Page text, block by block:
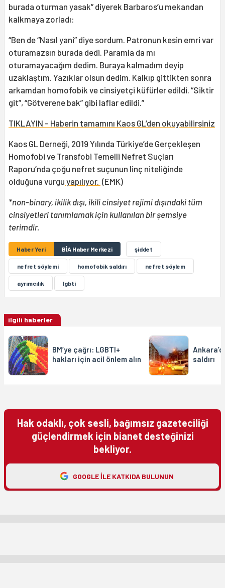
burada oturman yasak” diyerek Barbaros’u mekandan
kalkmaya zorladı:
“Ben de “Nasıl yani” diye sordum. Patronun kesin emri var
oturamazsın burada dedi. Paramla da mı
oturamayacağım dedim. Buraya kalmadım deyip
uzaklaştım. Yazıklar olsun dedim. Kalkıp gittikten sonra
arkamdan homofobik ve cinsiyetçi küfürler edildi. “Siktir
git”, “Götverene bak” gibi laflar edildi.”
TIKLAYIN - Haberin tamamını Kaos GL’den okuyabilirsiniz
Kaos GL Derneği, 2019 Yılında Türkiye’de Gerçekleşen
Homofobi ve Transfobi Temelli Nefret Suçları
Raporu’nda çoğu nefret suçunun linç niteliğinde
olduğuna vurgu yapılıyor. (EMK)
*non-binary, ikilik dışı, ikili cinsiyet rejimi dışındaki tüm
cinsiyetleri tanımlamak için kullanılan bir şemsiye
terimdir.
Haber Yeri BİA Haber Merkezi şiddet
nefret söylemi homofobik saldırı nefret söylem
ayrımcılık lgbti
ilgili haberler
BM’ye çağrı: LGBTI+
hakları için acil önlem alın
saldırı
Hak odaklı, çok sesli, bağımsız gazeteciliği
güçlendirmek için bianet desteğinizi
bekliyor.
GOOGLE ILE KATKIDA BULUNUN